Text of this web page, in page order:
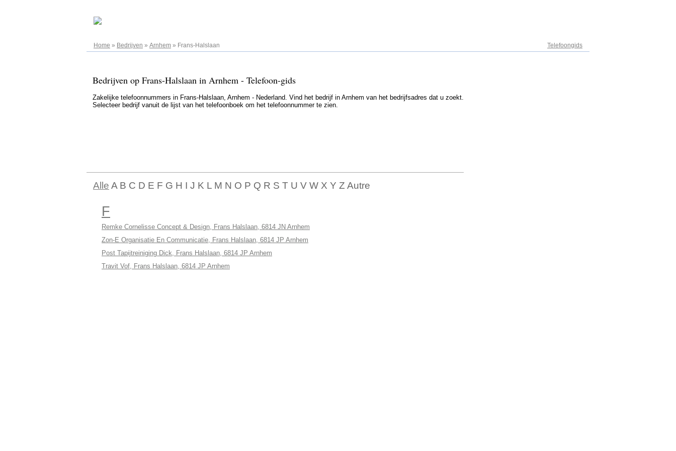
Telefoongids
Home » Bedrijven » Arnhem » Frans-Halslaan
Bedrijven op Frans-Halslaan in Arnhem - Telefoon-gids
Zakelijke telefoonnummers in Frans-Halslaan, Arnhem - Nederland. Vind het bedrijf in Arnhem van het bedrijfsadres dat u zoekt.
Selecteer bedrijf vanuit de lijst van het telefoonboek om het telefoonnummer te zien.
Alle A B C D E F G H I J K L M N O P Q R S T U V W X Y Z Autre
F
Remke Cornelisse Concept & Design, Frans Halslaan, 6814 JN Arnhem
Zon-E Organisatie En Communicatie, Frans Halslaan, 6814 JP Arnhem
Post Tapijtreiniging Dick, Frans Halslaan, 6814 JP Arnhem
Travit Vof, Frans Halslaan, 6814 JP Arnhem